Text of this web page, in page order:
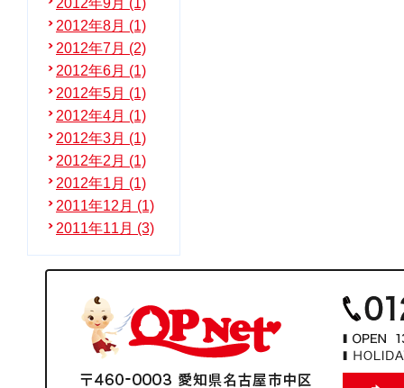
2012年9月 (1)
2012年8月 (1)
2012年7月 (2)
2012年6月 (1)
2012年5月 (1)
2012年4月 (1)
2012年3月 (1)
2012年2月 (1)
2012年1月 (1)
2011年12月 (1)
2011年11月 (3)